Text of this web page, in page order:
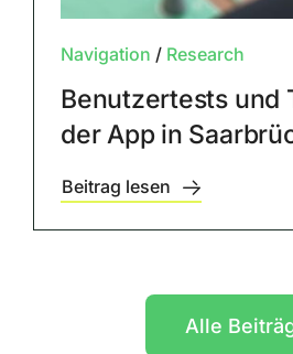
Navigation / Research
Benutzertests und
der App in
Beitrag lesen
Alle